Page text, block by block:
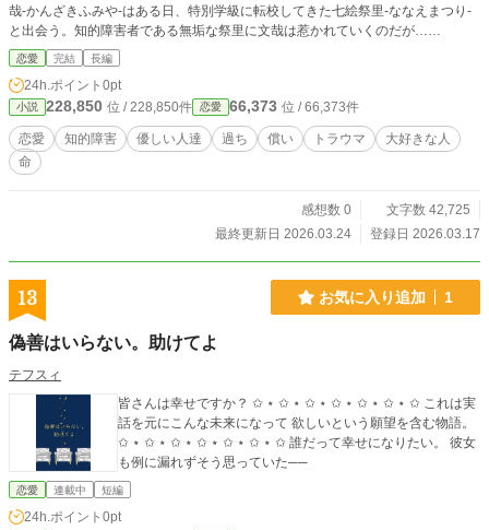
哉‐かんざきふみや‐はある日、特別学級に転校してきた七絵祭里‐ななえまつり‐
と出会う。知的障害者である無垢な祭里に文哉は惹かれていくのだが……
恋愛 完結 長編
24h.ポイント 0pt
小説 228,850 位 / 228,850件 恋愛 66,373 位 / 66,373件
恋愛 知的障害 優しい人達 過ち 償い トラウマ
大好きな人
命
感想数 0
文字数 42,725
最終更新日 2026.03.24
登録日 2026.03.17
13 お気に入り追加 1
偽善はいらない。助けてよ
テフスィ
皆さんは幸せですか？ ✩ ⋆ ✩ ⋆ ✩ ⋆ ✩ ⋆ ✩ ⋆ ✩ ⋆ ✩ これは実
話を元にこんな未来になって 欲しいという願望を含む物語。
✩ ⋆ ✩ ⋆ ✩ ⋆ ✩ ⋆ ✩ ⋆ ✩ ⋆ ✩ 誰だって幸せになりたい。 彼女
も例に漏れずそう思っていた──
恋愛 連載中 短編
24h.ポイント 0pt